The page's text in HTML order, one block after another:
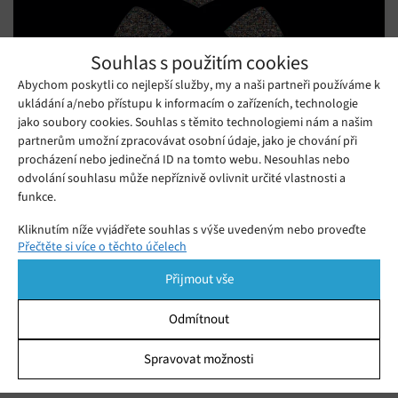
Souhlas s použitím cookies
Abychom poskytli co nejlepší služby, my a naši partneři používáme k
ukládání a/nebo přístupu k informacím o zařízeních, technologie
jako soubory cookies. Souhlas s těmito technologiemi nám a našim
partnerům umožní zpracovávat osobní údaje, jako je chování při
procházení nebo jedinečná ID na tomto webu. Nesouhlas nebo
odvolání souhlasu může nepříznivě ovlivnit určité vlastnosti a
funkce.
Kliknutím níže vyjádřete souhlas s výše uvedeným nebo proveďte
podrobnější rozhodnutí. Vaše volby budou použity pouze na tomto
pomocí přepínačů v Zásadách cookies nebo kliknutím na tlačítko
Spravovat souhlas ve spodní části obrazovky.
Ukládání a/nebo přístup k informacím v zařízení, Porozumění
publiku prostřednictvím statistik nebo kombinací údajů z
Přečtěte si více o těchto účelech
Přijmout vše
Odmítnout
Spravovat možnosti
Microsoft potvrdil, že čtyři hry pro Xbox se
dostanou i na konkurenční konzole
Pátek 16. 02. 2024 Samuel
Microsoft mění taktiku. Vedení značky potvrdilo plán na
uvedení dalších her pro Xbox na jiné platformy, což téměř jistě
God of War Ragnarok již brzy dostane
bezplatné DLC